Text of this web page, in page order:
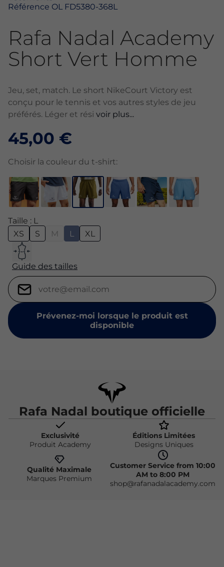
Référence OL FD5380-368L
Rafa Nadal Academy
Short Vert Homme
Jeu, set, match. Le short NikeCourt Victory est
conçu pour le tennis et vos autres styles de jeu
préférés. Léger et rési voir plus...
45,00 €
Choisir la couleur du t-shirt:
Taille : L
XS
S M L XL
Guide des tailles
Prévenez-moi lorsque le produit est
disponible
Rafa Nadal boutique officielle
Exclusivité
Produit Academy
Éditions Limitées
Designs Uniques
Qualité Maximale
Marques Premium
Customer Service from 10:00
AM to 8:00 PM
shop@rafanadalacademy.com